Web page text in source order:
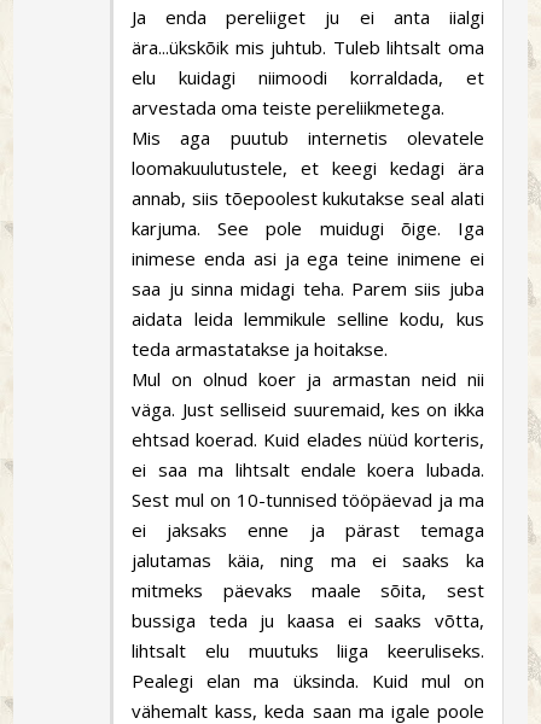
Ja enda pereliiget ju ei anta iialgi
ära...ükskõik mis juhtub. Tuleb lihtsalt oma
elu kuidagi niimoodi korraldada, et
arvestada oma teiste pereliikmetega.
Mis aga puutub internetis olevatele
loomakuulutustele, et keegi kedagi ära
annab, siis tõepoolest kukutakse seal alati
karjuma. See pole muidugi õige. Iga
inimese enda asi ja ega teine inimene ei
saa ju sinna midagi teha. Parem siis juba
aidata leida lemmikule selline kodu, kus
teda armastatakse ja hoitakse.
Mul on olnud koer ja armastan neid nii
väga. Just selliseid suuremaid, kes on ikka
ehtsad koerad. Kuid elades nüüd korteris,
ei saa ma lihtsalt endale koera lubada.
Sest mul on 10-tunnised tööpäevad ja ma
ei jaksaks enne ja pärast temaga
jalutamas käia, ning ma ei saaks ka
mitmeks päevaks maale sõita, sest
bussiga teda ju kaasa ei saaks võtta,
lihtsalt elu muutuks liiga keeruliseks.
Pealegi elan ma üksinda. Kuid mul on
vähemalt kass, keda saan ma igale poole